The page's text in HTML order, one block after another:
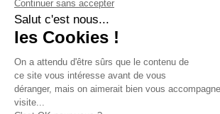
Politique : gagner à tout prix